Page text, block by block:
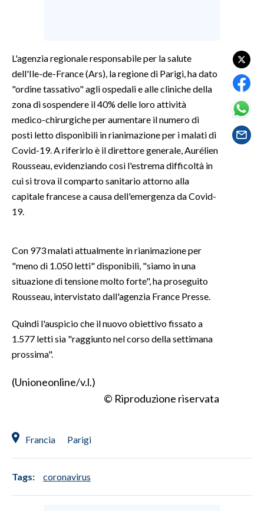
SPETTACOLI
GOSSIP
SARDI NEL MONDO
NOTIZIE
#CARAUNIONE
3 MINUTI CON
INFO AZIENDE
ABBONATI
NECROLOGI
STORE
L'agenzia regionale responsabile per la salute
dell'Ile-de-France (Ars), la regione di Parigi, ha dato
"ordine tassativo" agli ospedali e alle cliniche della
zona di sospendere il 40% delle loro attività
medico-chirurgiche per aumentare il numero di
posti letto disponibili in rianimazione per i malati di
Covid-19. A riferirlo è il direttore generale, Aurélien
Rousseau, evidenziando così l'estrema difficoltà in
cui si trova il comparto sanitario attorno alla
capitale francese a causa dell'emergenza da Covid-
19.
Con 973 malati attualmente in rianimazione per
"meno di 1.050 letti" disponibili, "siamo in una
situazione di tensione molto forte", ha proseguito
Rousseau, intervistato dall'agenzia France Presse.
Quindi l'auspicio che il nuovo obiettivo fissato a
1.577 letti sia "raggiunto nel corso della settimana
prossima".
(Unioneonline/v.l.)
© Riproduzione riservata
Francia Parigi
Tags: coronavirus